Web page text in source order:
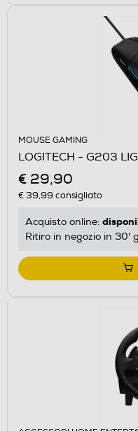
MOUSE GAMING
LOGITECH - G203
€ 29,90
€ 39,99 consigliato
Acquisto online:
Ritiro in negozio in 30'